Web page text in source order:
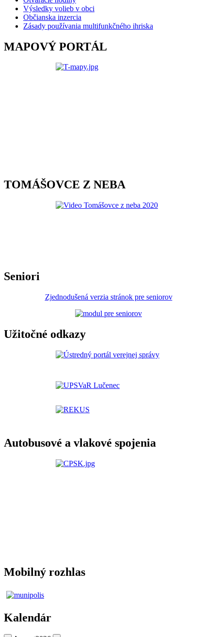
Výsledky volieb v obci
Občianska inzercia
Zásady používania multifunkčného ihriska
MAPOVÝ PORTÁL
TOMÁŠOVCE Z NEBA
Seniori
Zjednodušená verzia stránok pre seniorov
Užitočné odkazy
Autobusové a vlakové spojenia
Mobilný rozhlas
Kalendár